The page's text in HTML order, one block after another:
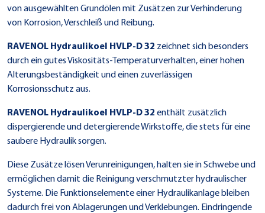
von ausgewählten Grundölen mit Zusätzen zur Verhinderung
von Korrosion, Verschleiß und Reibung.
RAVENOL Hydraulikoel HVLP-D 32 zeichnet sich besonders
durch ein gutes Viskositäts-Temperaturverhalten, einer hohen
Alterungsbeständigkeit und einen zuverlässigen
Korrosionsschutz aus.
RAVENOL Hydraulikoel HVLP-D 32 enthält zusätzlich
dispergierende und detergierende Wirkstoffe, die stets für eine
saubere Hydraulik sorgen.
Diese Zusätze lösen Verunreinigungen, halten sie in Schwebe und
ermöglichen damit die Reinigung verschmutzter hydraulischer
Systeme. Die Funktionselemente einer Hydraulikanlage bleiben
dadurch frei von Ablagerungen und Verklebungen. Eindringende